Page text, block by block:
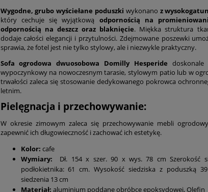
Wygodne, grubo wyściełane poduszki wykonano z
który cechuje się wyjątkową odpornością na
odpornością na deszcz oraz blaknięcie. Miękka struktura
dodaje całości elegancji i przytulności. Zdejmowane poszewki
sprawia, że fotel jest nie tylko stylowy, ale i niezwykle praktyczny.
Sofa ogrodowa dwuosobowa Domilly Hesperide
wypoczynkowy na nowoczesnym tarasie, stylowym patio lub w
trwałości zaleca się stosowanie dedykowanego pokrowca
letnim.
Pielęgnacja i przechowywanie:
W okresie zimowym zaleca się przechowywanie mebli
zapewnić ich długowieczność i zachować ich estetykę.
Kolor: cafe
Wymiary: Dł. 154 x szer. 90 x wys. 78 cm Szerokość
podłokietnika: 61 cm. Wysokość siedziska z poduszką
siedzenia 13 cm
Materiał: aluminium poddane obróbce epoksydowej, Olefin